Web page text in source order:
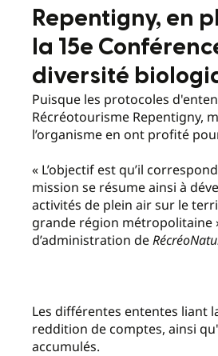
Repentigny, en
la 15e
diversité
Puisque les protocoles
Récréotourisme Repentigny,
l’organisme en ont profité
« L’objectif est qu’il
mission se résume ainsi à
activités de plein air sur le
grande région métropolitaine
d’administration de
Les différentes ententes liant
reddition de comptes, ainsi
accumulés.